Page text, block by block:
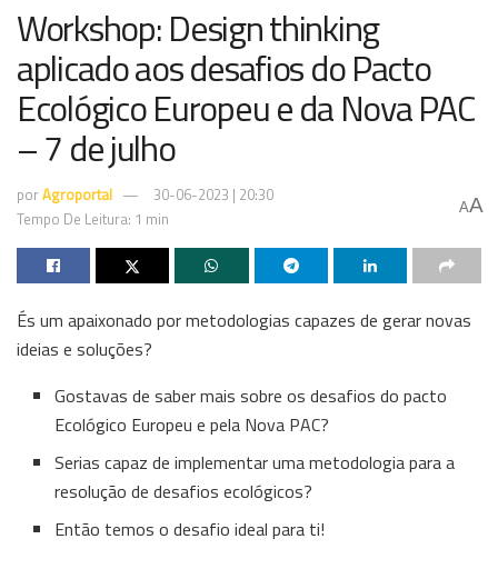
Workshop: Design thinking
aplicado aos desafios do Pacto
Ecológico Europeu e da Nova PAC
– 7 de julho
porAgroportal
30-06-2023 | 20:30
Tempo De Leitura: 1 min
AA
És um apaixonado por metodologias capazes de gerar novas
ideias e soluções?
Gostavas de saber mais sobre os desafios do pacto
Ecológico Europeu e pela Nova PAC?
Serias capaz de implementar uma metodologia para a
resolução de desafios ecológicos?
Então temos o desafio ideal para ti!